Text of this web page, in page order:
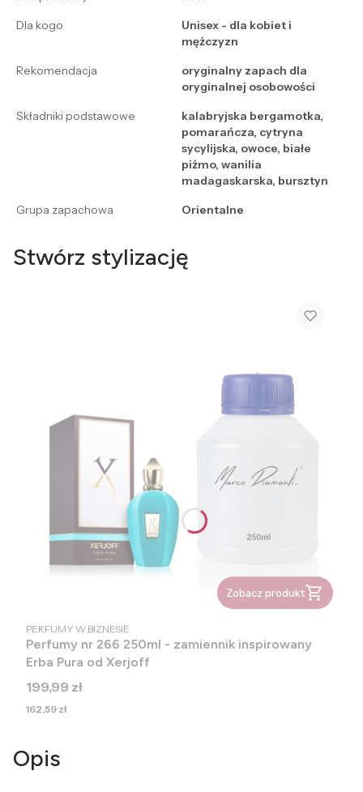
Dla kogo
Unisex - dla kobiet i
mężczyzn
Rekomendacja
oryginalny zapach dla
oryginalnej osobowości
Składniki podstawowe
kalabryjska bergamotka,
pomarańcza, cytryna
sycylijska, owoce, białe
piżmo, wanilia
madagaskarska, bursztyn
Grupa zapachowa
Orientalne
Stwórz stylizację
Zobacz produkt
PRODUCENT
PERFUMY W BIZNESIE
Perfumy nr 266 250ml - zamiennik inspirowany
Erba Pura od Xerjoff
Cena
199,99 zł
Cena
162,59 zł
Opis